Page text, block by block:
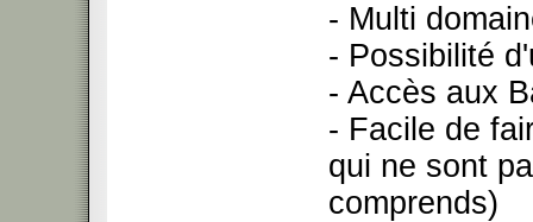
- Multi
- Possibilité
- Accès aux
- Facile de
qui ne sont
comprends)